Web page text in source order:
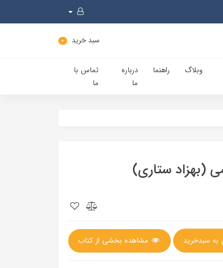
سبد خرید 0
وبلاگ راهنما
درباره
ما
تماس با
ما
(بهزاد ستاری)
مشاهده بخشی از کتاب